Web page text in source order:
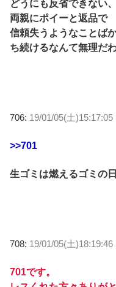
どうにも反省できない
両親にポイーと返品で
信頼失うようなことば
ち続けるなんて無理だ
706: 19/01/05(土)15:17:05
>>701
生ゴミは燃えるゴミの
708: 19/01/05(土)18:19:46
701です。